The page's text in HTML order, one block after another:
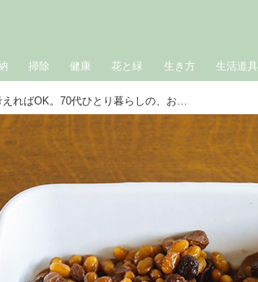
掃除 健康 花と緑 生き方 生活道具
栄養は“一週間単位”で考えればOK。70代ひとり暮らしの、おおらかな食事ルールと「大豆の赤ワイン煮」のつくり方／料理家・足立洋子さんの「70代の台所」